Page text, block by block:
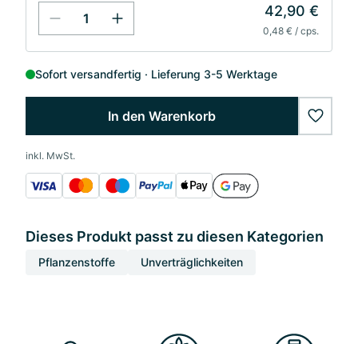
42,90 €
0,48 € / cps.
Sofort versandfertig Lieferung 3-5 Werktage
In den Warenkorb
inkl. MwSt.
Dieses Produkt passt zu diesen Kategorien
Pflanzenstoffe Unverträglichkeiten